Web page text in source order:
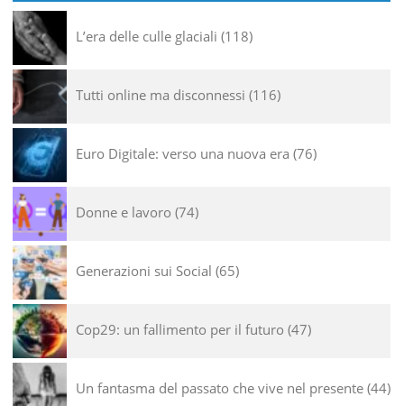
L’era delle culle glaciali 118
Tutti online ma disconnessi 116
Euro Digitale: verso una nuova era 76
Donne e lavoro 74
Generazioni sui Social 65
Cop29: un fallimento per il futuro 47
Un fantasma del passato che vive nel presente 44